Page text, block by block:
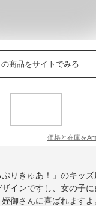
の商品をサイトでみる
価格と在庫を
りきゅあ！」のキッズ
インですし、女の子
御さんに喜ばれますよ